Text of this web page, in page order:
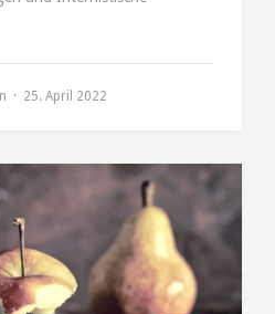
25. April 2022